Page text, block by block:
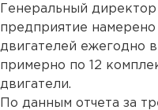
Генеральный
предприятие
двигателей ежегодно
примерно по 12
двигатели.
По данным отчета за